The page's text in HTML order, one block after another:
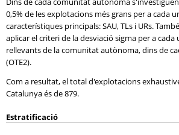
0,5% de les explotacions més grans per a cada
característiques principals: SAU, TLs i URs.
aplicar el criteri de la desviació sigma per a cada
rellevants de la comunitat autònoma, dins de
(OTE2).
Com a resultat, el total d'explotacions
Catalunya és de 879.
Estratificació